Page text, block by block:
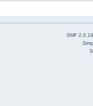
SMF 2.0.19